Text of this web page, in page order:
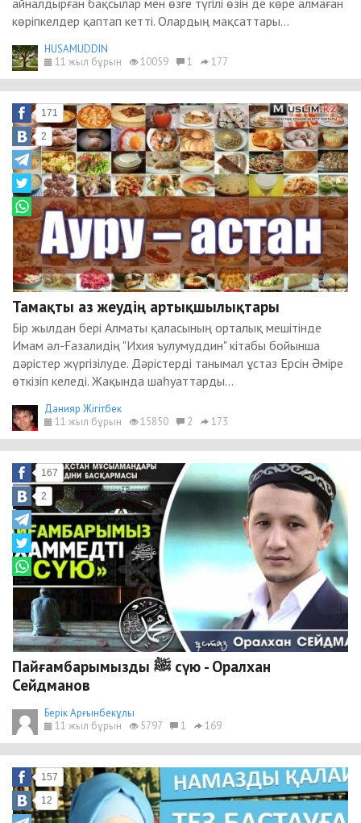
айналдырған бақсылар мен өзге түгілі өзін де көре алмаған
көріпкелдер қаптап кетті. Олардың мақсаттары...
HUSAMUDDIN
11 жыл бұрын
10059 1 177
171
2
Тамақты аз жеудің артықшылықтары
Бір жылдан бері Алматы қаласының орталық мешітінде
Имам әл-Ғазалидің "Ихия ъулумуддин" кітабы бойынша
дәрістер жүргізілуде. Дәрістерді танымал ұстаз Ерсін Әміре
өткізіп келеді. Жақында шаһуаттарды...
Данияр Жігітбек
11 жыл бұрын
15850 2 173
167
2
Пайғамбарымызды ﷺ сүю - Оралхан
Сейдманов
Берік Арғынбекұлы
11 жыл бұрын
5797 1 169
157
12